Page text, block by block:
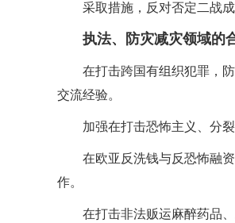
采取措施，反对否定二战
执法、防灾减灾领域的
在打击跨国有组织犯罪，
交流经验。
加强在打击恐怖主义、分
在欧亚反洗钱与反恐怖融
作。
在打击非法贩运麻醉药品